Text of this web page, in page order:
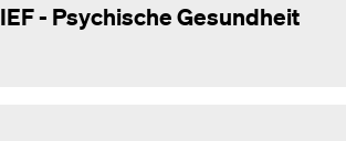
- Psychische Gesundheit